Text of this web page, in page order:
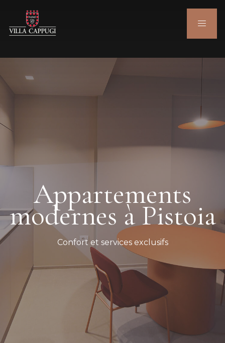
Appartements
modernes à Pistoia
Confort et services exclusifs